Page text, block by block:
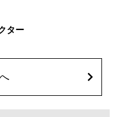
ます。また、稀にアレルギー
による血管閉塞や皮膚壊死な
るなどの刺激は避けてくださ
)
ター